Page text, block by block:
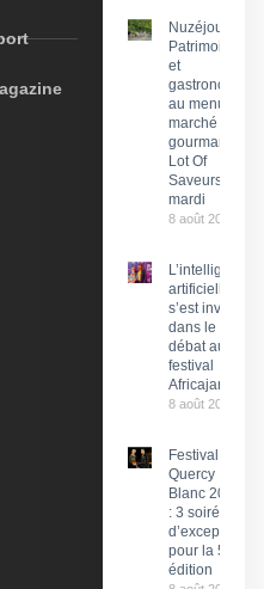
Nuzéjouls :
Patrimoine
et
gastronomie
au menu du
marché
gourmand
Lot Of
Saveurs ce
mardi
8 août 2026
L’intelligence
artificielle
s’est invitée
dans le
débat au
festival
Africajarc
8 août 2026
Festival du
Quercy
Blanc 2026
: 3 soirées
d’exception
pour la 58e
édition